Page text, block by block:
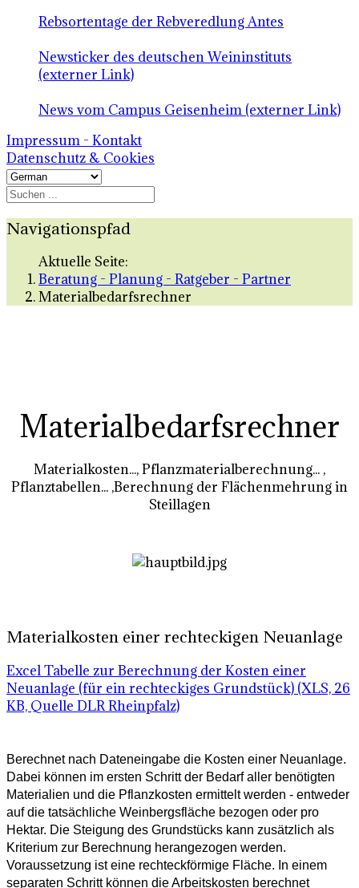
Rebsortentage der Rebveredlung Antes
Newsticker des deutschen Weininstituts
(externer Link)
News vom Campus Geisenheim (externer Link)
Impressum - Kontakt
Datenschutz & Cookies
Navigationspfad
Aktuelle Seite:
Beratung - Planung - Ratgeber - Partner
Materialbedarfsrechner
Materialbedarfsrechner
Materialkosten..., Pflanzmaterialberechnung... ,
Pflanztabellen... ,Berechnung der Flächenmehrung in
Steillagen
Materialkosten einer rechteckigen Neuanlage
Excel Tabelle zur Berechnung der Kosten einer
Neuanlage (für ein rechteckiges Grundstück) (XLS, 26
KB, Quelle DLR Rheinpfalz)
Berechnet nach Dateneingabe die Kosten einer Neuanlage.
Dabei können im ersten Schritt der Bedarf aller benötigten
Materialien und die Pflanzkosten ermittelt werden - entweder
auf die tatsächliche Weinbergsfläche bezogen oder pro
Hektar. Die Steigung des Grundstücks kann zusätzlich als
Kriterium zur Berechnung herangezogen werden.
Voraussetzung ist eine rechteckförmige Fläche. In einem
separaten Schritt können die Arbeitskosten berechnet